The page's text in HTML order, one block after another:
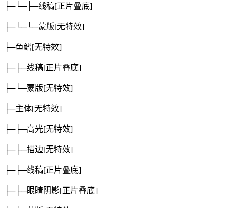
├─└─├─线稿[正片叠底]
├─└─└─蒙版[无特效]
├─鱼鳍[无特效]
├─├─线稿[正片叠底]
├─└─蒙版[无特效]
├─主体[无特效]
├─├─高光[无特效]
├─├─描边[无特效]
├─├─线稿[正片叠底]
├─├─眼睛阴影[正片叠底]